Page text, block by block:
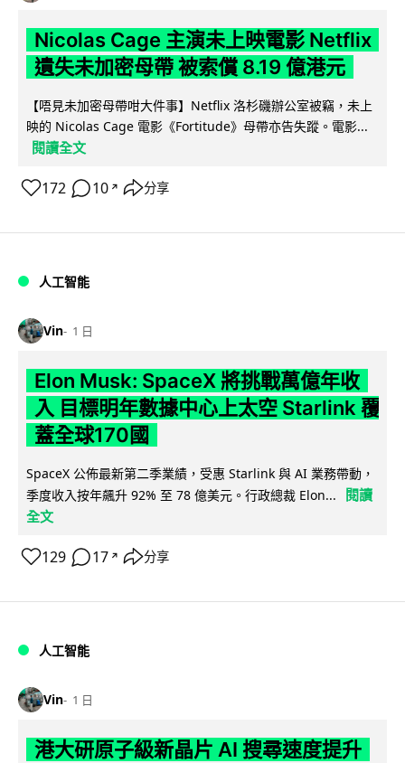
Nicolas Cage 主演未上映電影 Netflix
遺失未加密母帶 被索償 8.19 億港元
【唔見未加密母帶咁大件事】Netflix 洛杉磯辦公室被竊，未上
映的 Nicolas Cage 電影《Fortitude》母帶亦告失蹤。電影...
閱讀全文
172 10 ↗ 分享
人工智能
Vin 1 日
Elon Musk: SpaceX 將挑戰萬億年收
入 目標明年數據中心上太空 Starlink 覆
蓋全球170國
SpaceX 公佈最新第二季業績，受惠 Starlink 與 AI 業務帶動，
季度收入按年飆升 92% 至 78 億美元。行政總裁 Elon...
閱讀
全文
129 17 ↗ 分享
人工智能
Vin 1 日
港大研原子級新晶片 AI 搜尋速度提升